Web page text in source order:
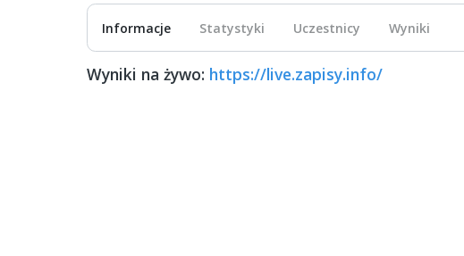
Informacje Statystyki Uczestnicy Wyniki
Wyniki na żywo: https://live.zapisy.info/